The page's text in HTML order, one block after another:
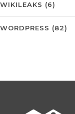
WIKILEAKS (6)
WORDPRESS (82)